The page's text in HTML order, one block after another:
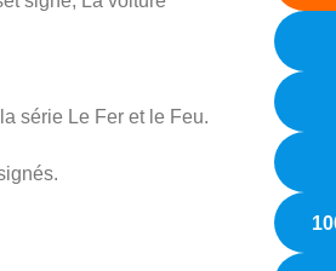
série Le Fer et le Feu.